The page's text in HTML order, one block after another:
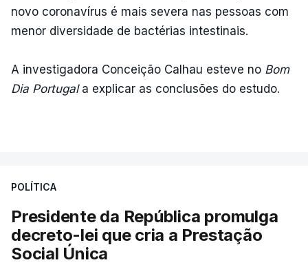
novo coronavírus é mais severa nas pessoas com
menor diversidade de bactérias intestinais.
A investigadora Conceição Calhau esteve no Bom
Dia Portugala explicar as conclusões do estudo.
POLÍTICA
Presidente da República promulga
decreto-lei que cria a Prestação
Social Única